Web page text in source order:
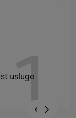
usluge
1